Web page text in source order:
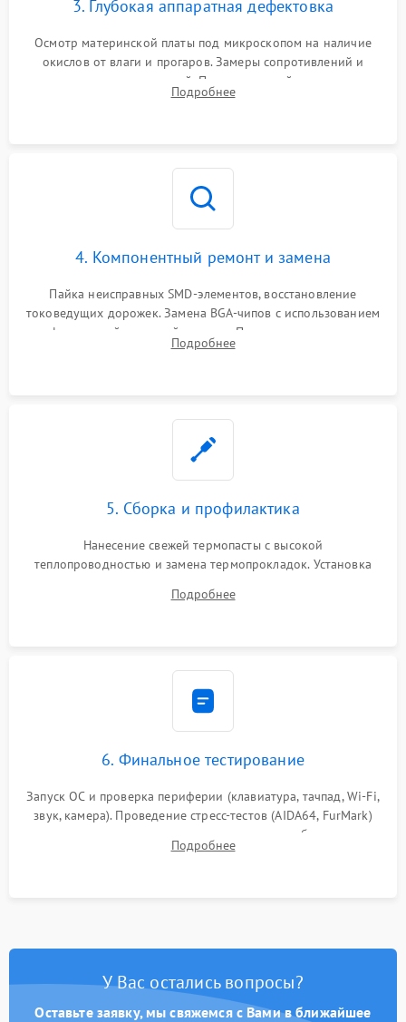
3. Глубокая аппаратная дефектовка
Осмотр материнской платы под микроскопом на наличие
окислов от влаги и прогаров. Замеры сопротивлений и
дежурных напряжений. Проверка цепей питания,
мультиконтроллера, процессора и видеочипа.
Подробнее
4. Компонентный ремонт и замена
Пайка неисправных SMD-элементов, восстановление
токоведущих дорожек. Замена BGA-чипов с использованием
инфракрасной паяльной станции. Прошивка микросхемы
BIOS или замена поврежденных портов USB
Подробнее
5. Сборка и профилактика
Нанесение свежей термопасты с высокой
теплопроводностью и замена термопрокладок. Установка
шлейфов, модулей памяти и накопителей. Предварительная
Подробнее
6. Финальное тестирование
Запуск ОС и проверка периферии (клавиатура, тачпад, Wi-Fi,
звук, камера). Проведение стресс-тестов (AIDA64, FurMark)
для контроля температурного режима и стабильности
системы под пиковой нагрузкой.
Подробнее
У Вас остались вопросы?
Оставьте заявку, мы свяжемся с Вами в ближайшее